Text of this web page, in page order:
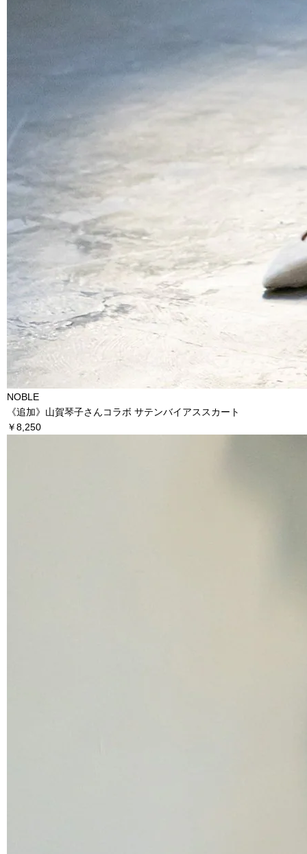
NOBLE
《追加》山賀琴子さんコラボ サテンバイアススカート
￥8,250